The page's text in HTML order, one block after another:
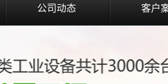
公司动态 客户